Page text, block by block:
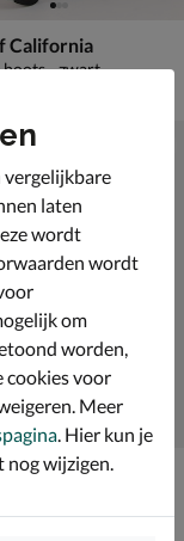
California
boots - zwart
California
voor € 69,99
vergelijkbare
laten
wordt
wordt
om
worden,
cookies voor
Meer
. Hier kun je
wijzigen.